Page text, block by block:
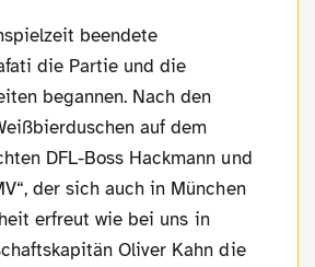
die Partie und die
begannen. Nach den
auf dem
DFL-Boss Hackmann und
der sich auch in München
erfreut wie bei uns in
Oliver Kahn die